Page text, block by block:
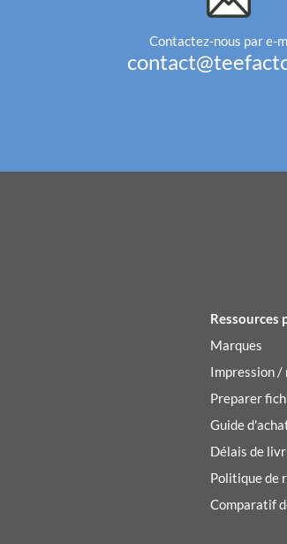
Contactez-nous par e-
Ressources
Marques
Impression /
Preparer
Guide
Délais de
Politique de
Comparatif